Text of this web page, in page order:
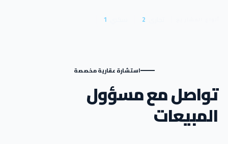
2
1
استشارة عقارية مخصصة
تواصل مع مسؤول
المبيعات